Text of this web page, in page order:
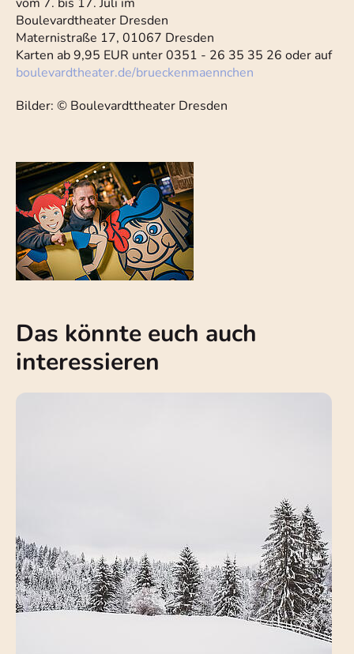
Boulevardtheater Dresden
Maternistraße 17, 01067 Dresden
Karten ab 9,95 EUR unter 0351 - 26 35 35 26 oder auf
boulevardtheater.de/brueckenmaennchen
Bilder: © Boulevardttheater Dresden
Das könnte euch auch
interessieren